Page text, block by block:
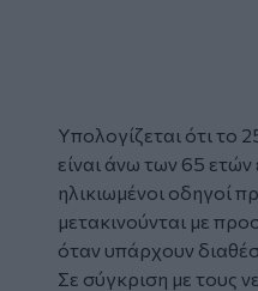
Υπολογίζεται ότι το
είναι άνω των 65
ηλικιωμένοι οδηγοί
μετακινούνται με
όταν υπάρχουν
Σε σύγκριση με τους